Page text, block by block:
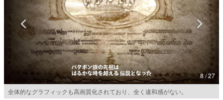
ゲームが変えた日本語
「経験値」「裏技」「ラスボス」… ゲームにまつわる言葉
の起源や用法の変遷を、コンピューター文化史研究家・タ
イニーP氏が徹底調査。
カテゴリ
特集記事
マンガ
8 / 27
全体的なグラフィックも高画質化されており、全く違和感がない。